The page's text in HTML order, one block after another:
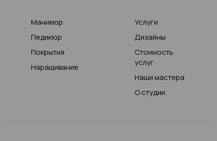
Маникюр
Педикюр
Покрытия
Наращивание
Услуги
Дизайны
Стоимость
услуг
Наши мастера
О студии